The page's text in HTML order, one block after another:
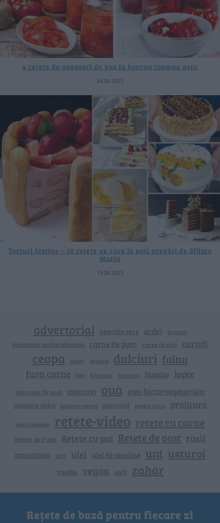
4 rețete de gogoșari de pus la borcan toamna asta
24.09.2025
Torturi festive – 10 rețete pe care le poți pregăti de Sfânta
Maria
13.08.2025
advertorial aperitiv rece ardei branza
bucataria multiculturala carne de porc carne de vita cartofi
ceapa desert dovlecei dulciuri faina
fara carne free friptura fursecuri lamaie lapte
mancare de post morcovi oua ovo-lacto-vegetarian
patiserie dulce patiserie sarata patrunjel pentru iarna prajitura
reteta italiana retete-video retete cu carne
Retete de Pasti Rețete cu pui Rețete de post rosii
smantana tort ulei ulei de masline unt usturoi
vanilie vegan web zahar
Rețete de bază pentru fiecare zi